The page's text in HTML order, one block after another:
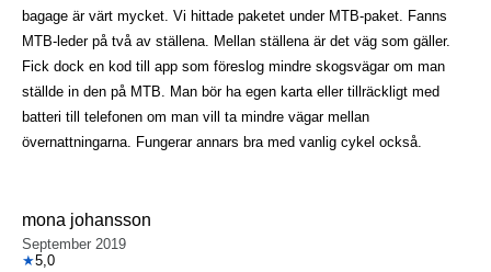
bagage är värt mycket. Vi hittade paketet under MTB-paket. Fanns
MTB-leder på två av ställena. Mellan ställena är det väg som gäller.
Fick dock en kod till app som föreslog mindre skogsvägar om man
ställde in den på MTB. Man bör ha egen karta eller tillräckligt med
batteri till telefonen om man vill ta mindre vägar mellan
övernattningarna. Fungerar annars bra med vanlig cykel också.
mona johansson
September 2019
★5,0